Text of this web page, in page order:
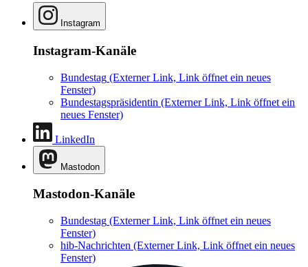
Instagram
Instagram-Kanäle
Bundestag (Externer Link, Link öffnet ein neues
Fenster)
Bundestagspräsidentin (Externer Link, Link öffnet ein
neues Fenster)
LinkedIn
Mastodon
Mastodon-Kanäle
Bundestag (Externer Link, Link öffnet ein neues
Fenster)
hib-Nachrichten (Externer Link, Link öffnet ein neues
Fenster)